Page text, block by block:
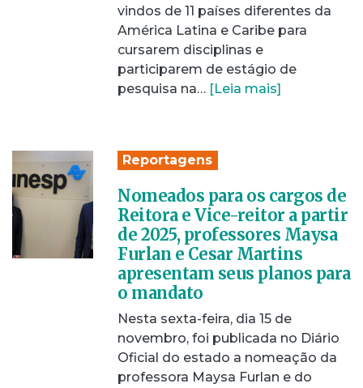
vindos de 11 países diferentes da
América Latina e Caribe para
cursarem disciplinas e
participarem de estágio de
pesquisa na… [Leia mais]
Reportagens
Nomeados para os cargos de
Reitora e Vice-reitor a partir
de 2025, professores Maysa
Furlan e Cesar Martins
apresentam seus planos para
o mandato
Nesta sexta-feira, dia 15 de
novembro, foi publicada no Diário
Oficial do estado a nomeação da
professora Maysa Furlan e do